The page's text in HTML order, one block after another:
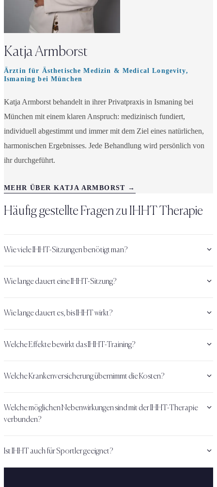
Katja Armborst
Ärztin für Ästhetische Medizin & Medical Longevity,
Ismaning bei München
Katja Armborst behandelt in ihrer Privatpraxis in Ismaning bei
München mit einem klaren Anspruch: medizinisch fundiert,
individuell abgestimmt und immer mit dem Ziel eines natürlichen,
harmonischen Ergebnisses. Jede Behandlung wird persönlich von
ihr durchgeführt.
MEHR ÜBER KATJA ARMBORST →
Häufig gestellte Fragen zu IHHT Therapie
Wie viele IHHT-Sitzungen benötigt man?
Wie lange dauert eine IHHT-Sitzung?
Wie lange dauert es, bis IHHT wirkt?
Welche Effekte bewirkt das IHHT-Training?
Welche Krankenversicherung übernimmt die Kosten?
Welche möglichen Nebenwirkungen sind mit der IHHT-Therapie
verbunden?
Ist IHHT auch für Sportler geeignet?